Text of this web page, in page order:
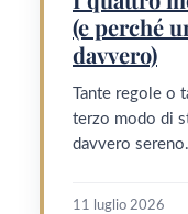
(e perché
davvero)
Tante regole o
terzo modo di
davvero
11 luglio 2026